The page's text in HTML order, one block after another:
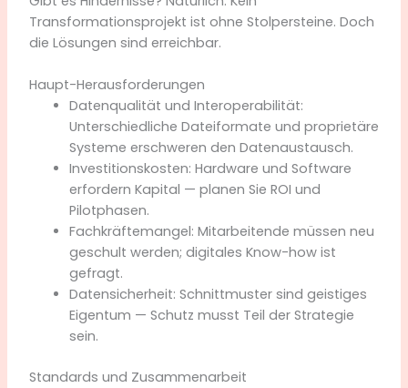
Transformationsprojekt ist ohne Stolpersteine. Doch
die Lösungen sind erreichbar.
Haupt-Herausforderungen
Datenqualität und Interoperabilität:
Unterschiedliche Dateiformate und proprietäre
Systeme erschweren den Datenaustausch.
Investitionskosten: Hardware und Software
erfordern Kapital — planen Sie ROI und
Pilotphasen.
Fachkräftemangel: Mitarbeitende müssen neu
geschult werden; digitales Know-how ist
gefragt.
Datensicherheit: Schnittmuster sind geistiges
Eigentum — Schutz musst Teil der Strategie
sein.
Standards und Zusammenarbeit